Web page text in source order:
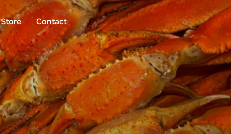
Store Contact